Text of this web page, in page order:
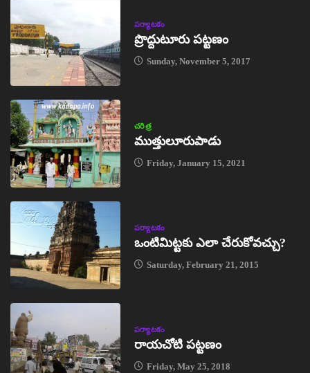
పర్యాటకం
ప్రొద్దుటూరు పట్టణం
Sunday, November 5, 2017
చరిత్ర
ముత్తులూరుపాడు
Friday, January 15, 2021
పర్యాటకం
ఒంటిమిట్టకు ఎలా చేరుకోవచ్చు?
Saturday, February 21, 2015
పర్యాటకం
రాయచోటి పట్టణం
Friday, May 25, 2018